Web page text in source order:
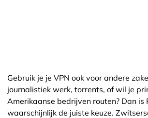
Gebruik je je VPN ook voor andere
journalistiek werk, torrents, of wil je
Amerikaanse bedrijven routen? Dan is
waarschijnlijk de juiste keuze.